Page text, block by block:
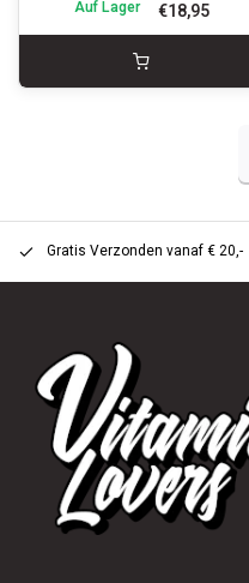
€18,95
Auf Lager
Gratis Verzonden vanaf € 20,-